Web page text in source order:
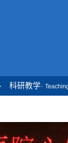
科研教学·